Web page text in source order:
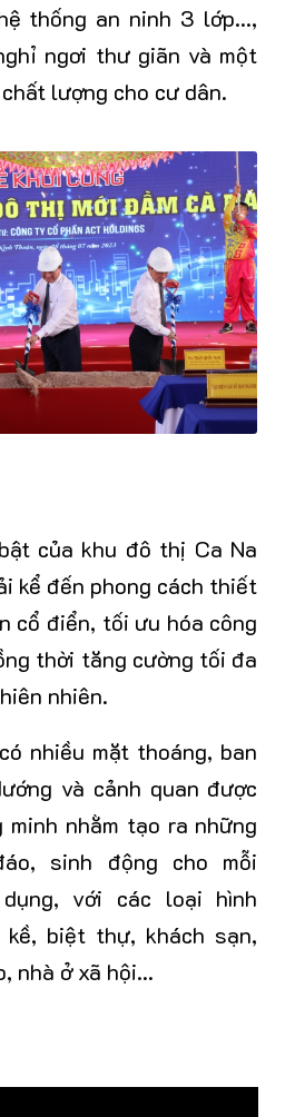
thống an ninh 3 lớp…,
ngơi thư giãn và một
lượng cho cư dân.
của khu đô thị Ca Na
kể đến phong cách thiết
cổ điển, tối ưu hóa công
thời tăng cường tối đa
nhiên.
nhiều mặt thoáng, ban
và cảnh quan được
minh nhằm tạo ra những
sinh động cho mỗi
với các loại hình
kề, biệt thự, khách sạn,
nhà ở xã hội…